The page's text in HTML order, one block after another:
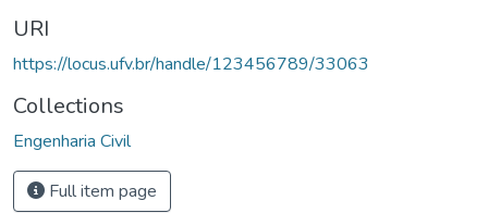
URI
https://locus.ufv.br/handle/123456789/33063
Collections
Engenharia Civil
Full item page